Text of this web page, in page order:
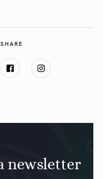
newsletter